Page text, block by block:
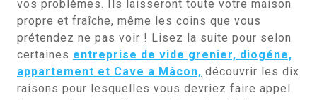
vos problèmes. Ils laisseront toute votre maison
propre et fraîche, même les coins que vous
prétendez ne pas voir ! Lisez la suite pour selon
certaines entreprise de vide grenier, diogéne,
appartement et Cave a Mâcon, découvrir les dix
raisons pour lesquelles vous devriez faire appel